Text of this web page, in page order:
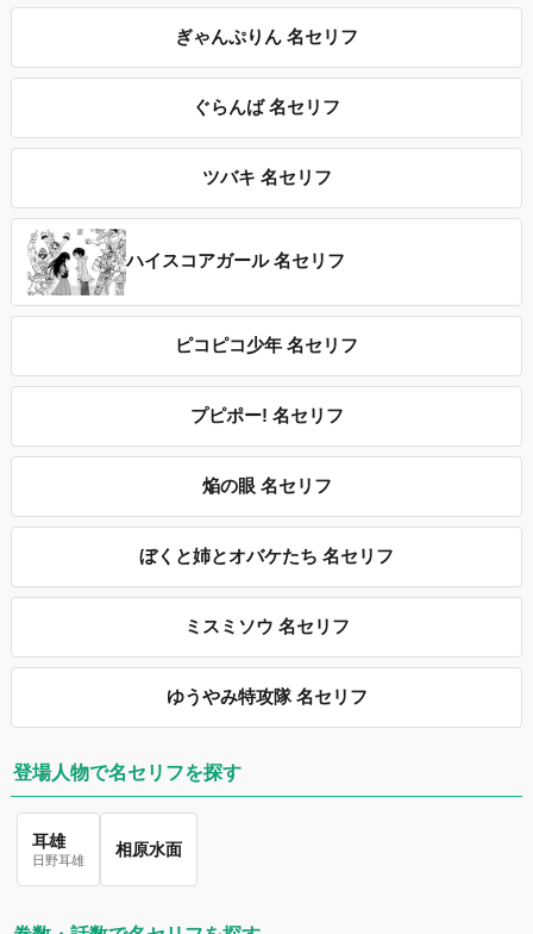
ぎゃんぷりん 名セリフ
ぐらんば 名セリフ
ツバキ 名セリフ
ハイスコアガール 名セリフ
ピコピコ少年 名セリフ
プピポー! 名セリフ
焔の眼 名セリフ
ぼくと姉とオバケたち 名セリフ
ミスミソウ 名セリフ
ゆうやみ特攻隊 名セリフ
登場人物で名セリフを探す
耳雄
日野耳雄
相原水面